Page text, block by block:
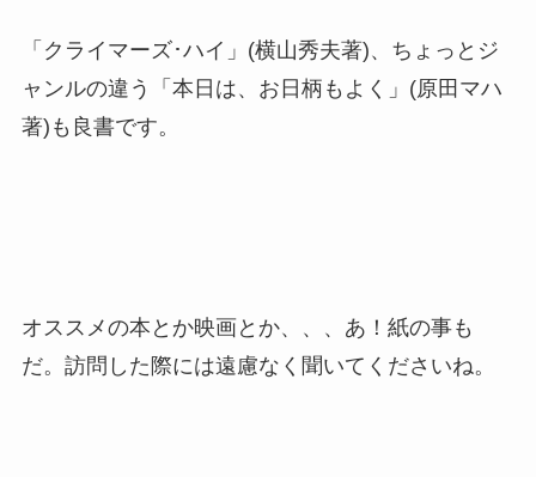
「クライマーズ･ハイ」(横山秀夫著)、ちょっとジ
ャンルの違う「本日は、お日柄もよく」(原田マハ
著)も良書です。
オススメの本とか映画とか、、、あ！紙の事も
だ。訪問した際には遠慮なく聞いてくださいね。